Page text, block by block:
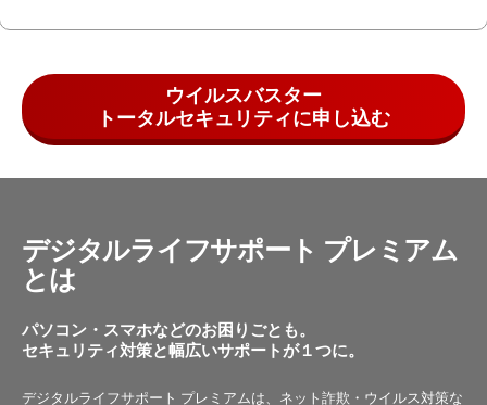
ウイルスバスター
トータルセキュリティに申し込む
デジタルライフサポート プレミアム
とは
パソコン・スマホなどのお困りごとも。
セキュリティ対策と幅広いサポートが１つに。
デジタルライフサポート プレミアムは、ネット詐欺・ウイルス対策な